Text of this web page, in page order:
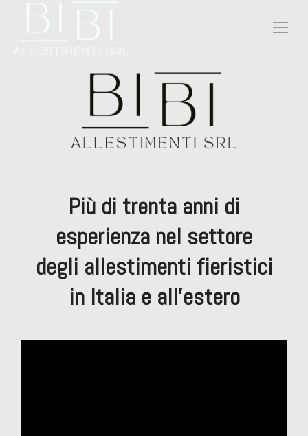
Più di trenta anni di
esperienza nel settore
degli allestimenti fieristici
in Italia e all’estero